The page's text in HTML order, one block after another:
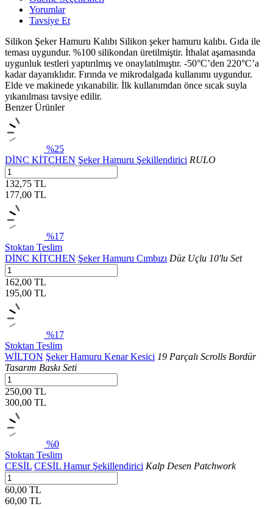
Yorumlar
Tavsiye Et
Silikon Şeker Hamuru Kalıbı Silikon şeker hamuru kalıbı. Gıda ile
teması uygundur. %100 silikondan üretilmiştir. İthalat aşamasında
uygunluk testleri yaptırılmış ve onaylatılmıştır. -50°C’den 220°C’a
kadar dayanıklıdır. Fırında ve mikrodalgada kullanımı uygundur.
Elde ve makinede yıkanabilir. İlk kullanımdan önce sıcak suyla
yıkanılması tavsiye edilir.
Benzer Ürünler
%25
DİNC KİTCHEN Şeker Hamuru Şekillendirici RULO
132,75 TL
177,00 TL
%17
Stoktan Teslim
DİNC KİTCHEN Şeker Hamuru Cımbızı Düz Uçlu 10'lu Set
162,00 TL
195,00 TL
%17
Stoktan Teslim
WİLTON Şeker Hamuru Kenar Kesici 19 Parçalı Scrolls Bordür
Tasarım Baskı Seti
250,00 TL
300,00 TL
%0
Stoktan Teslim
CESİL CESİL Hamur Şekillendirici Kalp Desen Patchwork
60,00 TL
60,00 TL